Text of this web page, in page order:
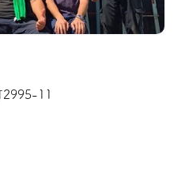
2995-11